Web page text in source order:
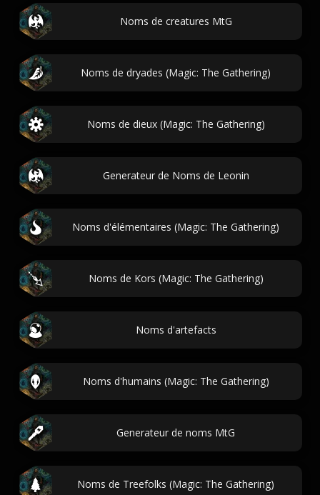
Noms de creatures MtG
Noms de dryades (Magic: The Gathering)
Noms de dieux (Magic: The Gathering)
Generateur de Noms de Leonin
Noms d'élémentaires (Magic: The Gathering)
Noms de Kors (Magic: The Gathering)
Noms d'artefacts
Noms d'humains (Magic: The Gathering)
Generateur de noms MtG
Noms de Treefolks (Magic: The Gathering)